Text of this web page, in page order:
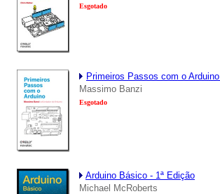
Esgotado
Primeiros Passos com o
Massimo Banzi
Esgotado
Arduino Básico - 1ª Edição
Michael McRoberts